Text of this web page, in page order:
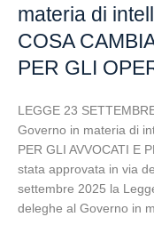
materia di
COSA
PER GLI
LEGGE 23
Governo in materia di
PER GLI AVVOCATI E
stata approvata in via
settembre 2025 la
deleghe al Governo in